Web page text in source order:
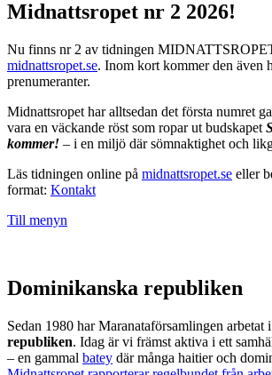
Midnattsropet nr 2 2026!
Nu finns nr 2 av tidningen
midnattsropet.se. Inom kort kommer den även
prenumeranter.
Midnattsropet har alltsedan det första numret
vara en väckande röst som ropar ut budskapet
kommer! – i en miljö där sömnaktighet och
Läs tidningen online på midnattsropet.se eller
format: Kontakt
Till menyn
Dominikanska republiken
Sedan 1980 har Maranataförsamlingen arbetat i
republiken. Idag är vi främst aktiva i ett
– en gammal batey där många haitier och